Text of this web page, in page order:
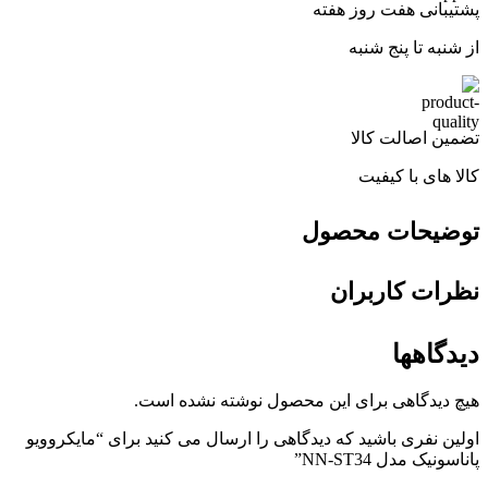
پشتیبانی هفت روز هفته
از شنبه تا پنج شنبه
تضمین اصالت کالا
کالا های با کیفیت
توضیحات محصول
نظرات کاربران
دیدگاهها
هیچ دیدگاهی برای این محصول نوشته نشده است.
اولین نفری باشید که دیدگاهی را ارسال می کنید برای “مایکروویو
پاناسونیک مدل NN-ST34”